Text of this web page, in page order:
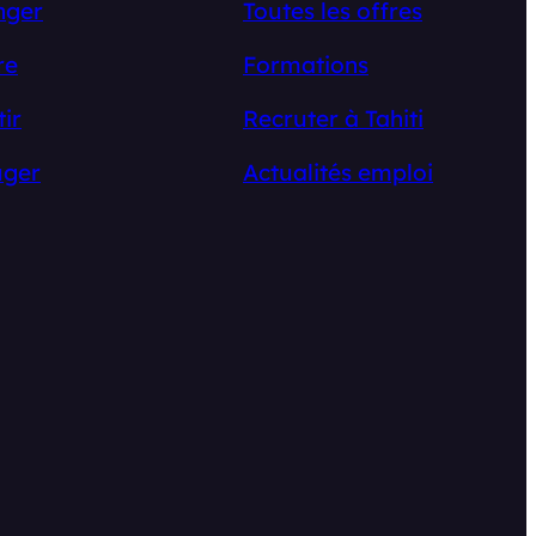
Toutes les offres
Formations
Recruter à Tahiti
Actualités emploi